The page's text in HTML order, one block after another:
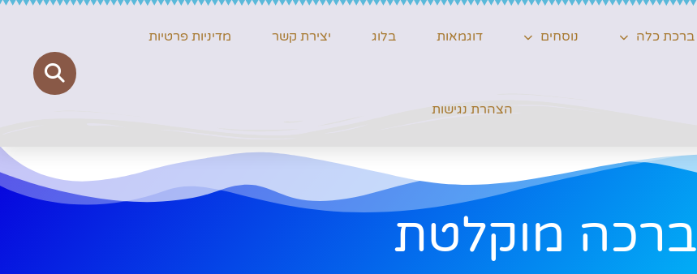
ברכת כלה נוסחים דוגמאות בלוג יצירת קשר מדיניות פרטיות
הצהרת נגישות
ברכה מוקלטת